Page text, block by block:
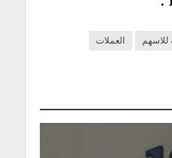
للاسهم
العملات